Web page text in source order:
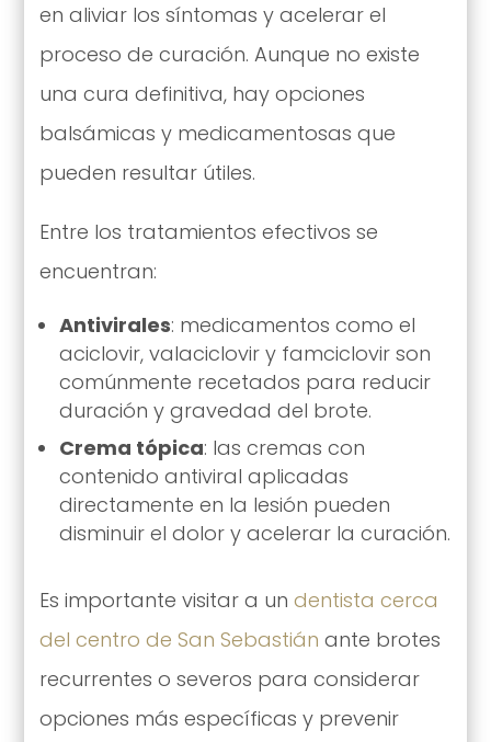
en aliviar los síntomas y acelerar el
proceso de curación. Aunque no existe
una cura definitiva, hay opciones
balsámicas y medicamentosas que
pueden resultar útiles.
Entre los tratamientos efectivos se
encuentran:
Antivirales: medicamentos como el
aciclovir, valaciclovir y famciclovir son
comúnmente recetados para reducir
duración y gravedad del brote.
Crema tópica: las cremas con
contenido antiviral aplicadas
directamente en la lesión pueden
disminuir el dolor y acelerar la curación.
Es importante visitar a un dentista cerca
del centro de San Sebastián ante brotes
recurrentes o severos para considerar
opciones más específicas y prevenir